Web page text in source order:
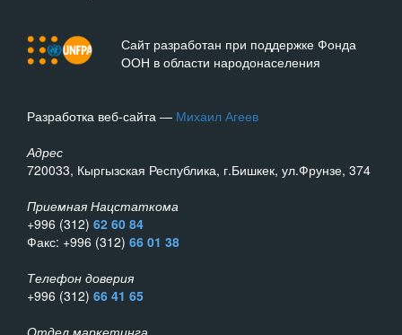
Сайт разработан при поддержке Фонда
ООН в области народонаселения
Разработка веб-сайта — Михаил Агеев
Адрес
720033, Кыргызская Республика, г.Бишкек, ул.Фрунзе, 374
Приемная Нацстаткома
+996 (312) 62 60 84
Факс: +996 (312) 66 01 38
Телефон доверия
+996 (312) 66 41 65
Отдел маркетинга